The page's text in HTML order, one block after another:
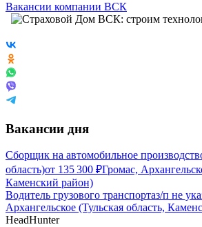
Вакансии компании ВСК
Вакансии дня
Сборщик на автомобильное
область)от 135 300 ₽Громас,
Каменский район)
Водитель грузового транспортаз/п не
Архангельское (Тульская область,
HeadHunter